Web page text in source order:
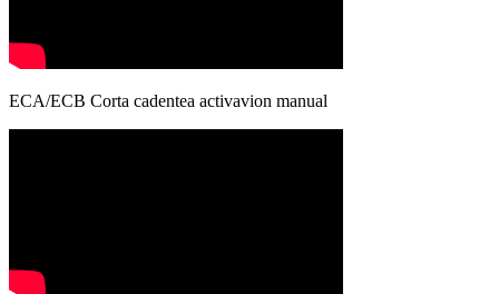
ECA/ECB Corta cadentea activavion manual